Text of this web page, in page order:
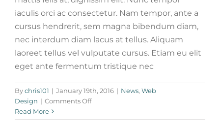
iaculis orci ac consectetur. Nam tempor, ante a
cursus hendrerit, sem magna bibendum diam,
nec interdum diam lacus at tellus. Aliquam
laoreet tellus vel vulputate cursus. Etiam eu elit
eget ante fermentum tristique nec
Bychris101 | January 19th, 2016 | News, Web
Design | Comments Offon
gravida
Read More
Sed placerat velit ante feugiat
Technology